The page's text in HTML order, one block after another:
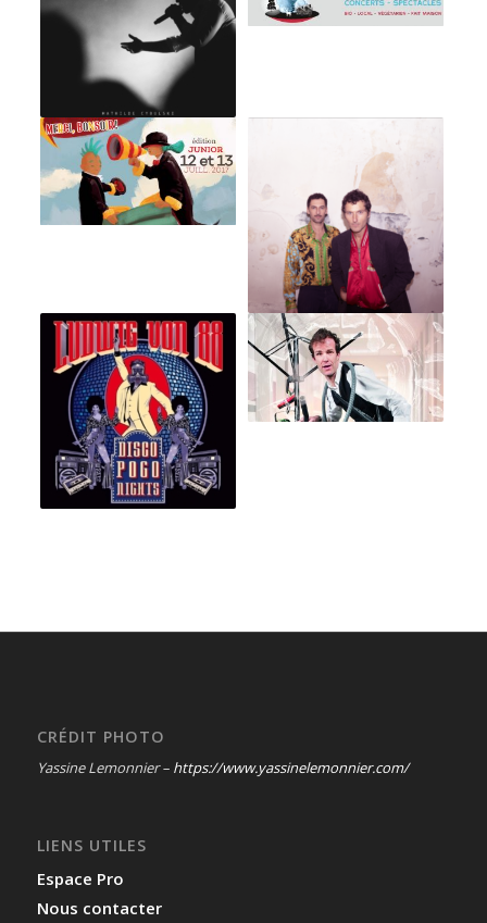
CRÉDIT PHOTO
Yassine Lemonnier – https://www.yassinelemonnier.com/
LIENS UTILES
Espace Pro
Nous contacter